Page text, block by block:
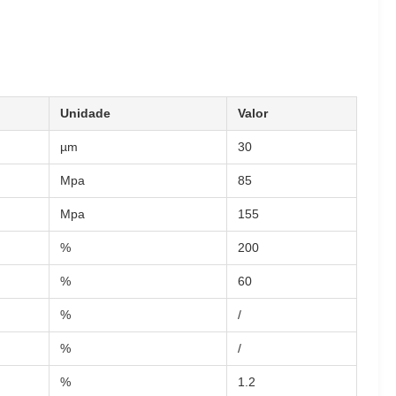
Unidade Valor
µm 30
Mpa 85
Mpa 155
% 200
% 60
% /
% /
% 1.2